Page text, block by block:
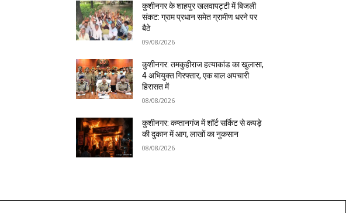
कुशीनगर के शाहपुर खलवापट्टी में बिजली
संकट: ग्राम प्रधान समेत ग्रामीण धरने पर
बैठे
09/08/2026
कुशीनगर: तमकुहीराज हत्याकांड का खुलासा,
4 अभियुक्त गिरफ्तार, एक बाल अपचारी
हिरासत में
08/08/2026
कुशीनगर: कप्तानगंज में शॉर्ट सर्किट से कपड़े
की दुकान में आग, लाखों का नुकसान
08/08/2026